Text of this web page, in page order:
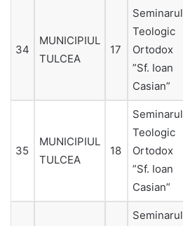
34
MUNICIPIUL
TULCEA
17
Seminarul
Teologic
Ortodox
”Sf. Ioan
Casian”
35
MUNICIPIUL
TULCEA
18
Seminarul
Teologic
Ortodox
”Sf. Ioan
Casian”
Seminarul